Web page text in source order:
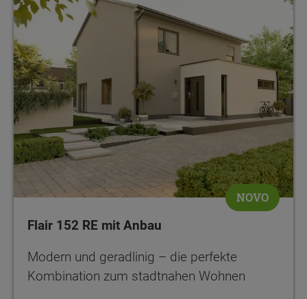
NOVO
Flair 152 RE mit Anbau
Modern und geradlinig – die perfekte
Kombination zum stadtnahen Wohnen